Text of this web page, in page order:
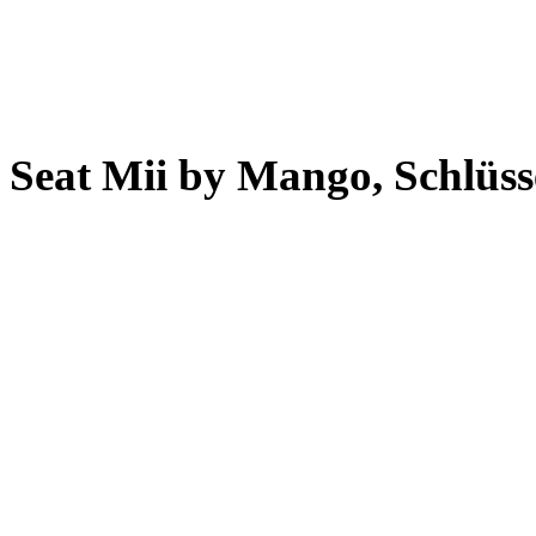
Seat Mii by Mango,